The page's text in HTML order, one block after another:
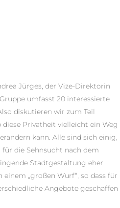
Jürges, der Vize-Direktorin
umfasst 20 interessierte
diskutieren wir zum Teil
Privatheit vielleicht ein Weg
kann. Alle sind sich einig,
die Sehnsucht nach dem
Stadtgestaltung eher
„großen Wurf“, so dass für
Angebote geschaffen